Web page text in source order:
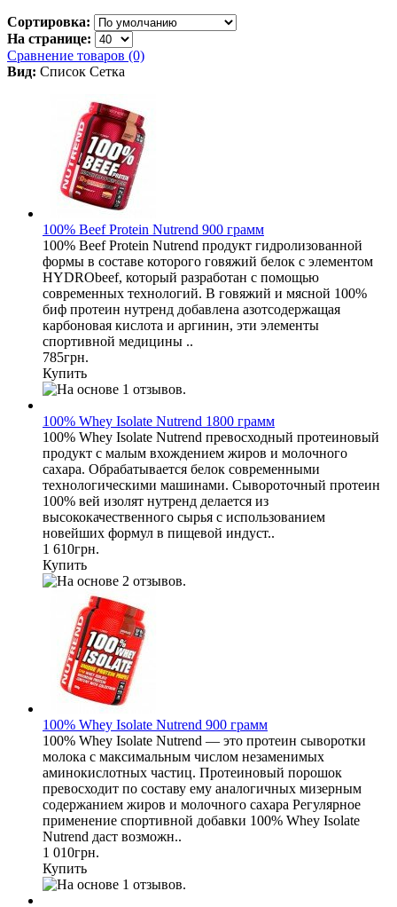
Сортировка:
На странице:
Сравнение товаров (0)
Вид: Список Сетка
100% Beef Protein Nutrend 900 грамм
100% Beef Protein Nutrend продукт гидролизованной
формы в составе которого говяжий белок с элементом
HYDRObeef, который разработан с помощью
современных технологий. В говяжий и мясной 100%
биф протеин нутренд добавлена азотсодержащая
карбоновая кислота и аргинин, эти элементы
спортивной медицины ..
785грн.
Купить
100% Whey Isolate Nutrend 1800 грамм
100% Whey Isolate Nutrend превосходный протеиновый
продукт с малым вхождением жиров и молочного
сахара. Обрабатывается белок современными
технологическими машинами. Сывороточный протеин
100% вей изолят нутренд делается из
высококачественного сырья с использованием
новейших формул в пищевой индуст..
1 610грн.
Купить
100% Whey Isolate Nutrend 900 грамм
100% Whey Isolate Nutrend — это протеин сыворотки
молока с максимальным числом незаменимых
аминокислотных частиц. Протеиновый порошок
превосходит по составу ему аналогичных мизерным
содержанием жиров и молочного сахара Регулярное
применение спортивной добавки 100% Whey Isolate
Nutrend даст возможн..
1 010грн.
Купить